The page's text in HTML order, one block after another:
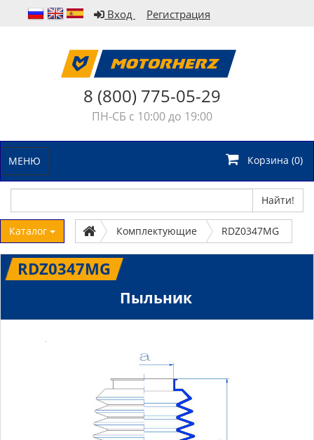
Вход Регистрация
8 (800) 775-05-29
ПН-СБ с 10:00 до 19:00
МЕНЮ Корзина (0)
Найти!
Каталог Комплектующие RDZ0347MG
RDZ0347MG
Пыльник